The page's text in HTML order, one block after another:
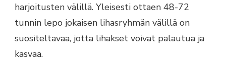
harjoitusten välillä. Yleisesti ottaen 48-72
tunnin lepo jokaisen lihasryhmän välillä on
suositeltavaa, jotta lihakset voivat palautua ja
kasvaa.